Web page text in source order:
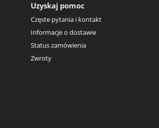
Uzyskaj pomoc
Częste pytania i kontakt
Informacje o dostawie
Status zamówienia
Zwroty